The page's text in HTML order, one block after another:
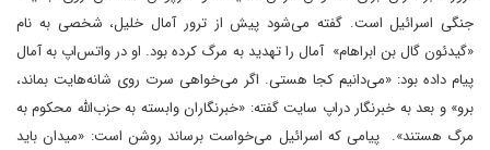
جنگی اسرائیل است. گفته می‌شود پیش از ترور آمال خلیل، شخصی به نام
«گیدئون گال بن ابراهام» آمال را تهدید به مرگ کرده بود. او در واتس‌اپ به آمال
پیام داده بود: «می‌دانیم کجا هستی. اگر می‌خواهی سرت روی شانه‌هایت بماند،
برو» و بعد به خبرنگار دراپ سایت گفته: «خبرنگاران وابسته به حزب‌الله محکوم به
مرگ هستند». پیامی که اسرائیل می‌خواست برساند روشن است: «میدان باید